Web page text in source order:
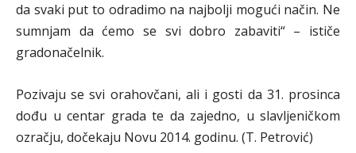
da svaki put to odradimo na najbolji mogući način. Ne
sumnjam da ćemo se svi dobro zabaviti“ – ističe
gradonačelnik.
Pozivaju se svi orahovčani, ali i gosti da 31. prosinca
dođu u centar grada te da zajedno, u slavljeničkom
ozračju, dočekaju Novu 2014. godinu. (T. Petrović)